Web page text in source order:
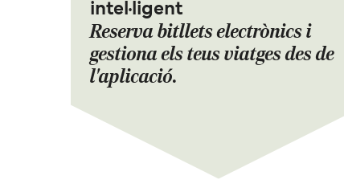
intel·ligent
Reserva bitllets electrònics i
gestiona els teus viatges des de
l'aplicació.